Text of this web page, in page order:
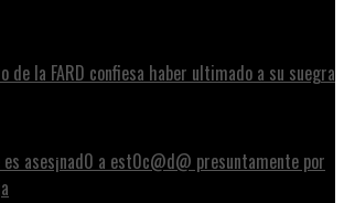
de la FARD confiesa haber ultimado a su suegra
es ases¡nad0 a est0c@d@ presuntamente por